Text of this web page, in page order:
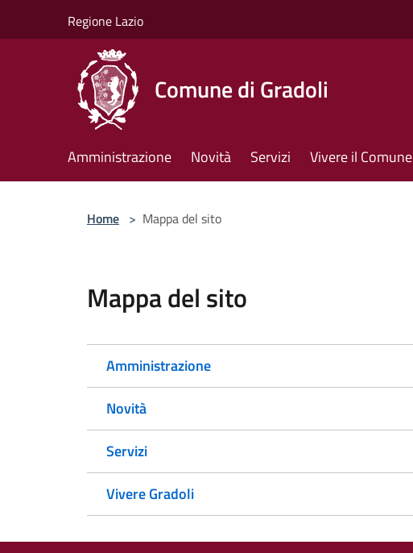
Regione Lazio
Comune di Gradoli
Amministrazione Novità Servizi Vivere il Comune
Home > Mappa del sito
Mappa del sito
Amministrazione
Novità
Servizi
Vivere Gradoli